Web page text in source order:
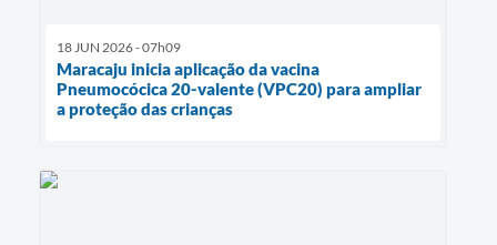
18 JUN 2026 - 07h09
Maracaju inicia aplicação da vacina
Pneumocócica 20-valente (VPC20) para ampliar
a proteção das crianças